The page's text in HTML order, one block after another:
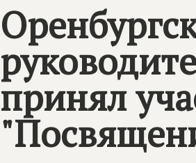
принял